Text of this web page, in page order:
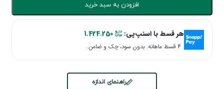
افزودن به سبد خرید
هر قسط با اسنپ‌پی: 1.424.250
۴ قسط ماهانه. بدون سود، چک و ضامن.
راهنمای اندازه